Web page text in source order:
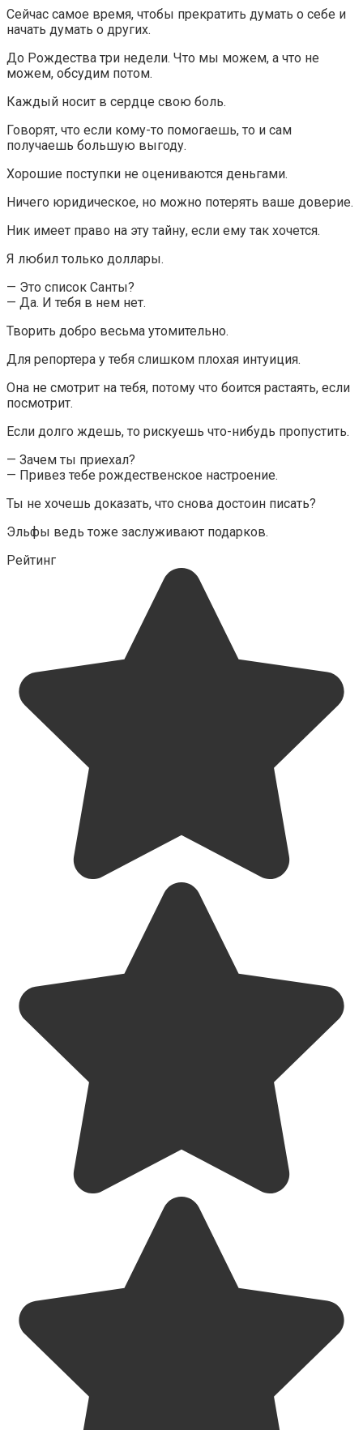
Сейчас самое время, чтобы прекратить думать о себе и
начать думать о других.
До Рождества три недели. Что мы можем, а что не
можем, обсудим потом.
Каждый носит в сердце свою боль.
Говорят, что если кому-то помогаешь, то и сам
получаешь большую выгоду.
Хорошие поступки не оцениваются деньгами.
Ничего юридическое, но можно потерять ваше доверие.
Ник имеет право на эту тайну, если ему так хочется.
Я любил только доллары.
— Это список Санты?
— Да. И тебя в нем нет.
Творить добро весьма утомительно.
Для репортера у тебя слишком плохая интуиция.
Она не смотрит на тебя, потому что боится растаять, если
посмотрит.
Если долго ждешь, то рискуешь что-нибудь пропустить.
— Зачем ты приехал?
— Привез тебе рождественское настроение.
Ты не хочешь доказать, что снова достоин писать?
Эльфы ведь тоже заслуживают подарков.
Рейтинг